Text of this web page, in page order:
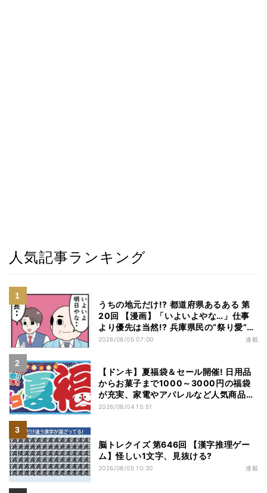
人気記事ランキング
うちの地元だけ!? 都道府県あるある 第
20回 【漫画】「いよいよやな…」仕事
より優先は当然!? 兵庫県民の“祭り愛”が
熱すぎた
2026/08/05 07:00 連載
【ドンキ】夏福袋＆セール開催! 日用品
からお菓子まで1000～3000円の福袋
が充実、家電やアパレルなど人気商品も
特価
2026/08/04 15:51
脳トレクイズ 第646回 【漢字推理ゲー
ム】怪しい1文字、見抜ける?
2026/08/05 10:30 連載